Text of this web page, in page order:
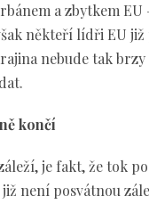
a zbytkem EU
někteří lídři EU
nebude tak
končí
je fakt, že tok
není posvátnou